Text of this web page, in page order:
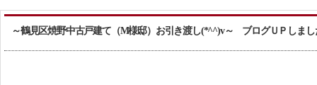
～鶴見区焼野中古戸建て（M様邸）お引き渡し(*^^)v～ ブログＵＰしまし